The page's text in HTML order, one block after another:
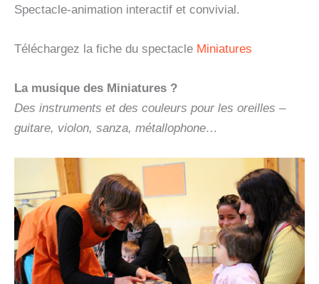
Spectacle-animation interactif et convivial.
Téléchargez la fiche du spectacle Miniatures
La musique des Miniatures ?
Des instruments et des couleurs pour les oreilles –
guitare, violon, sanza, métallophone…